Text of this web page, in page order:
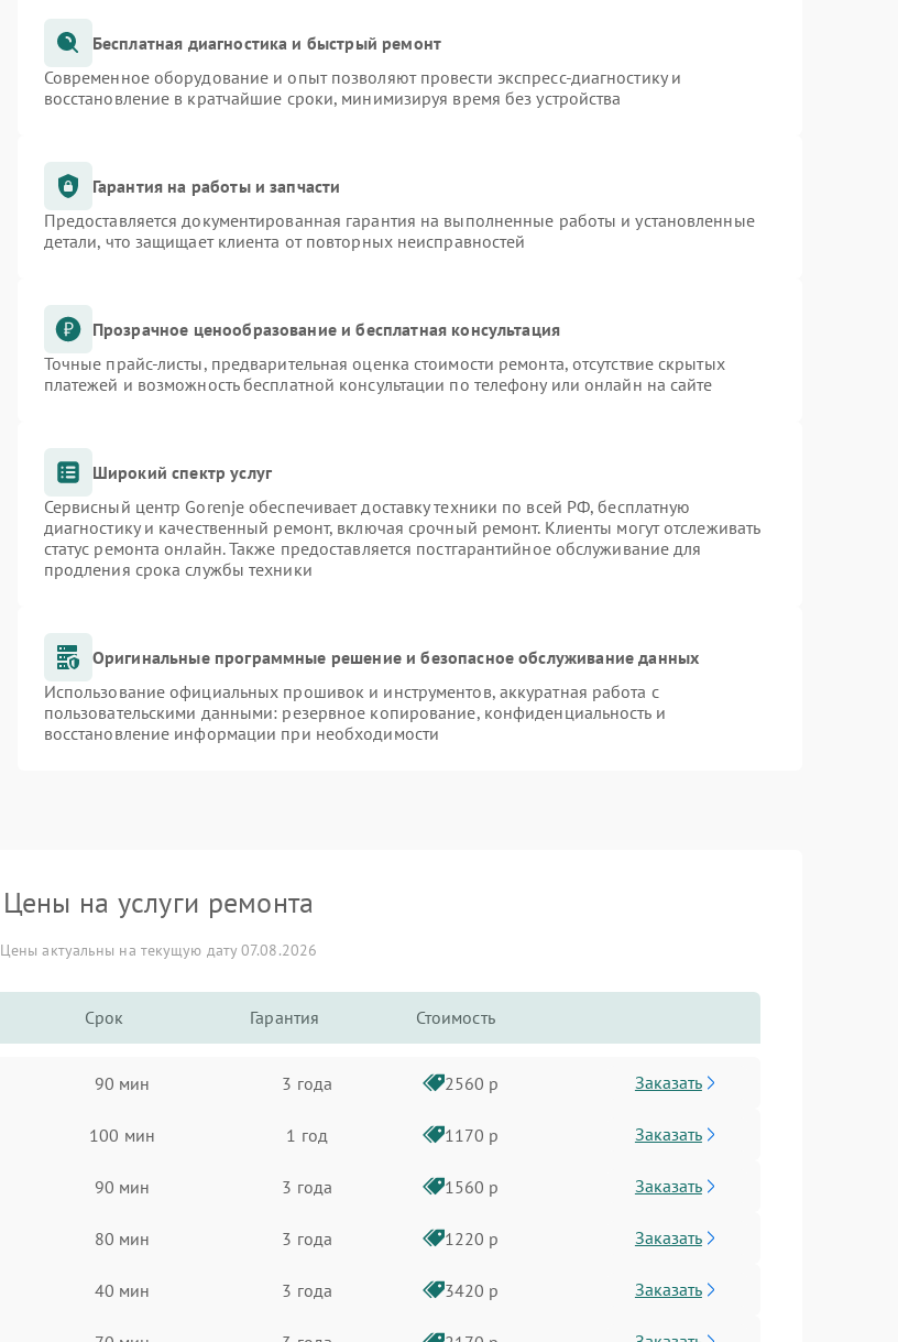
Бесплатная диагностика и быстрый ремонт
Современное оборудование и опыт позволяют провести экспресс-диагностику и
восстановление в кратчайшие сроки, минимизируя время без устройства
Гарантия на работы и запчасти
Предоставляется документированная гарантия на выполненные работы и установленные
детали, что защищает клиента от повторных неисправностей
Прозрачное ценообразование и бесплатная консультация
Точные прайс-листы, предварительная оценка стоимости ремонта, отсутствие скрытых
платежей и возможность бесплатной консультации по телефону или онлайн на сайте
Широкий спектр услуг
Сервисный центр Gorenje обеспечивает доставку техники по всей РФ, бесплатную
диагностику и качественный ремонт, включая срочный ремонт. Клиенты могут отслеживать
статус ремонта онлайн. Также предоставляется постгарантийное обслуживание для
продления срока службы техники
Оригинальные программные решение и безопасное обслуживание данных
Использование официальных прошивок и инструментов, аккуратная работа с
пользовательскими данными: резервное копирование, конфиденциальность и
восстановление информации при необходимости
Цены на услуги ремонта
Цены актуальны на текущую дату 07.08.2026
Срок Гарантия Стоимость
90 мин 3 года 2560 р Заказать
100 мин 1 год 1170 р Заказать
90 мин 3 года 1560 р Заказать
80 мин 3 года 1220 р Заказать
40 мин 3 года 3420 р Заказать